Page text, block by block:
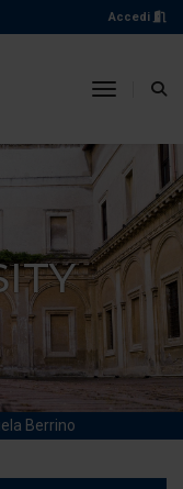
Accedi
toggle
Berrino